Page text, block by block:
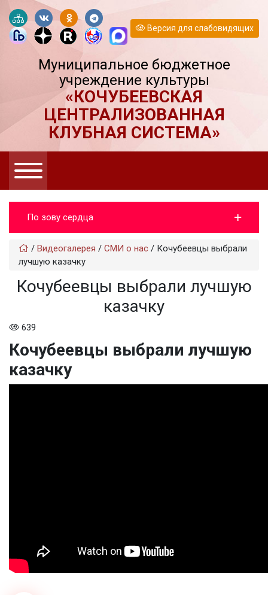
Версия для слабовидящих
Муниципальное бюджетное
учреждение культуры
«КОЧУБЕЕВСКАЯ
ЦЕНТРАЛИЗОВАННАЯ
КЛУБНАЯ СИСТЕМА»
По зову сердца
/ Видеогaлерея / СМИ о нас / Кочубеевцы выбрали
лучшую казачку
Кочубеевцы выбрали лучшую
казачку
639
Кочубеевцы выбрали лучшую
казачку